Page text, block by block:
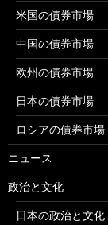
米国の債券市場
中国の債券市場
欧州の債券市場
日本の債券市場
ロシアの債券市場
ニュース
政治と文化
日本の政治と文化